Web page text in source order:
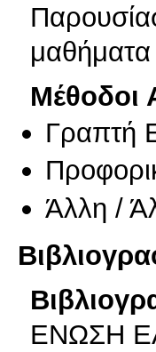
μαθήματα
Μέθοδοι
Γραπτή
Άλλη /
ΕΝΩΣΗ